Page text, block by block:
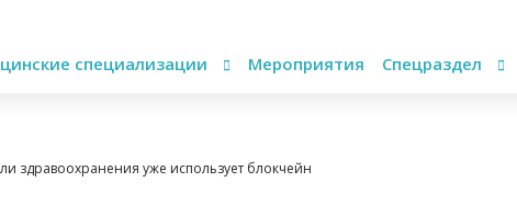
специализации Мероприятия Спецраздел
здравоохранения уже использует блокчейн